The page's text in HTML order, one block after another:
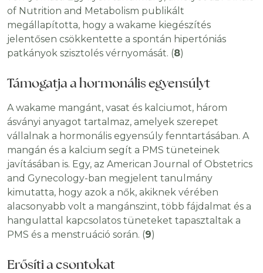
of Nutrition and Metabolism publikált
megállapította, hogy a wakame kiegészítés
jelentősen csökkentette a spontán hipertóniás
patkányok szisztolés vérnyomását. (8)
Támogatja a hormonális egyensúlyt
A wakame mangánt, vasat és kalciumot, három
ásványi anyagot tartalmaz, amelyek szerepet
vállalnak a hormonális egyensúly fenntartásában. A
mangán és a kalcium segít a PMS tüneteinek
javításában is. Egy, az American Journal of Obstetrics
and Gynecology-ban megjelent tanulmány
kimutatta, hogy azok a nők, akiknek vérében
alacsonyabb volt a mangánszint, több fájdalmat és a
hangulattal kapcsolatos tüneteket tapasztaltak a
PMS és a menstruáció során. (9)
Erősíti a csontokat